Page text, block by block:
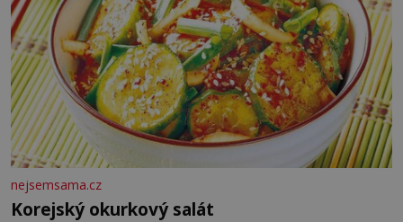
nejsemsama.cz
Korejský okurkový salát